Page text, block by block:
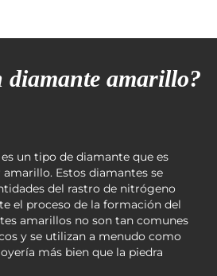
diamante amarillo?
un tipo de diamante que es
Estos diamantes se
del rastro de nitrógeno
el proceso de la formación del
amarillos no son tan comunes
y se utilizan a menudo como
más bien que la piedra